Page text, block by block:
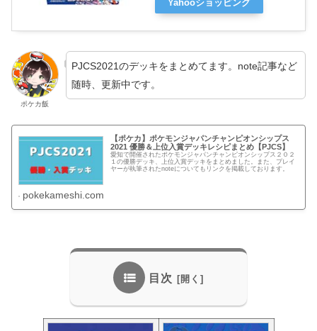
Yahooショッピング
ポケカ飯
PJCS2021のデッキをまとめてます。note記事など
随時、更新中です。
【ポケカ】ポケモンジャパンチャンピオンシップス
2021 優勝＆上位入賞デッキレシピまとめ【PJCS】
愛知で開催されたポケモンジャパンチャンピオンシップス２０２
１の優勝デッキ、上位入賞デッキをまとめました。また、プレイ
ヤーが執筆されたnoteについてもリンクを掲載しております。
pokekameshi.com
目次